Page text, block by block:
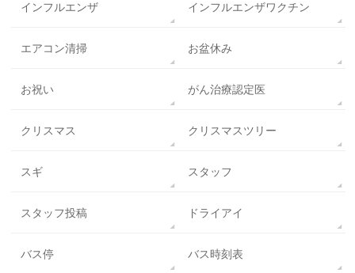
インフルエンザ インフルエンザワクチン
エアコン清掃 お盆休み
お祝い がん治療認定医
クリスマス クリスマスツリー
スギ スタッフ
スタッフ投稿 ドライアイ
バス停 バス時刻表